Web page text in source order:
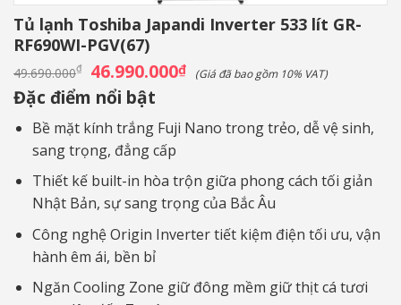
Tủ lạnh Toshiba Japandi Inverter 533 lít GR-
RF690WI-PGV(67)
49.690.000₫ Giá
gốc
là:
49.690.000₫.
46.990.000₫Giá
hiện
46.990.000₫.
(Giá đã bao gồm 10% VAT)
Đặc điểm nổi bật
Bề mặt kính trắng Fuji Nano trong trẻo, dễ vệ sinh,
sang trọng, đẳng cấp
Thiết kế built-in hòa trộn giữa phong cách tối giản
Nhật Bản, sự sang trọng của Bắc Âu
Công nghệ Origin Inverter tiết kiệm điện tối ưu, vận
hành êm ái, bền bỉ
Ngăn Cooling Zone giữ đông mềm giữ thịt cá tươi